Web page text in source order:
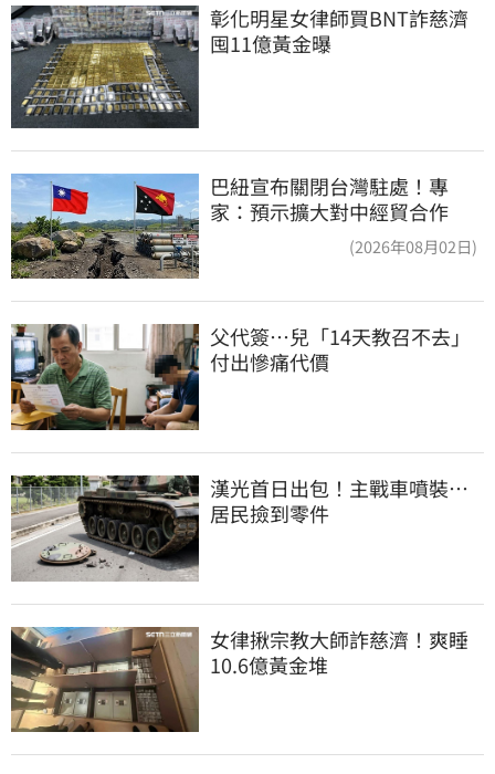
彰化明星女律師買BNT詐慈濟
囤11億黃金曝
巴紐宣布關閉台灣駐處！專
家：預示擴大對中經貿合作
(2026年08月02日)
父代簽…兒「14天教召不去」
付出慘痛代價
漢光首日出包！主戰車噴裝…
居民撿到零件
女律揪宗教大師詐慈濟！爽睡
10.6億黃金堆